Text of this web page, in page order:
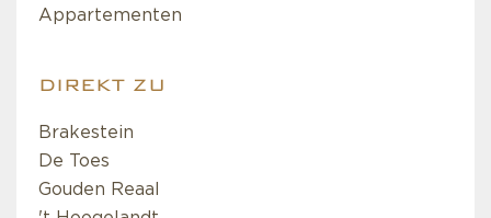
Appartementen
DIREKT ZU
Brakestein
De Toes
Gouden Reaal